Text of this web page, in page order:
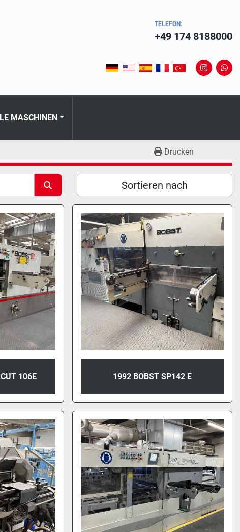
TELEFON:
+49 174 8188000
instagram
MASCHINEN
Drucken
Sortieren nach
106E 1992 BOBST SP142 E